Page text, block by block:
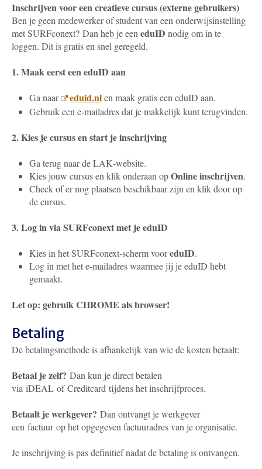
Inschrijven voor een creatieve cursus (externe gebruikers)
Ben je geen medewerker of student van een onderwijsinstelling
met SURFconext? Dan heb je eeneduID nodig om in te
loggen. Dit is gratis en snel geregeld.
1. Maak eerst een eduID aan
Ga naar eduid.nlen maak gratis een eduID aan.
Gebruik een e-mailadres dat je makkelijk kunt terugvinden.
2. Kies je cursus en start je inschrijving
Ga terug naar de LAK‑website.
Kies jouw cursus en klik onderaan opOnline inschrijven.
Check of er nog plaatsen beschikbaar zijn en klik door op
de cursus.
3. Log in via SURFconext met je eduID
Kies in het SURFconext‑scherm vooreduID.
Log in met het e-mailadres waarmee jij je eduID hebt
gemaakt.
Let op: gebruik CHROME als browser!
Betaling
De betalingsmethode is afhankelijk van wie de kosten betaalt:
Betaal je zelf? Dan kun je direct betalen
via iDEAL of Creditcard tijdens het inschrijfproces.
Betaalt je werkgever? Dan ontvangt je werkgever
een factuur op het opgegeven factuuradres van je organisatie.
Je inschrijving is pas definitief nadat de betaling is ontvangen.